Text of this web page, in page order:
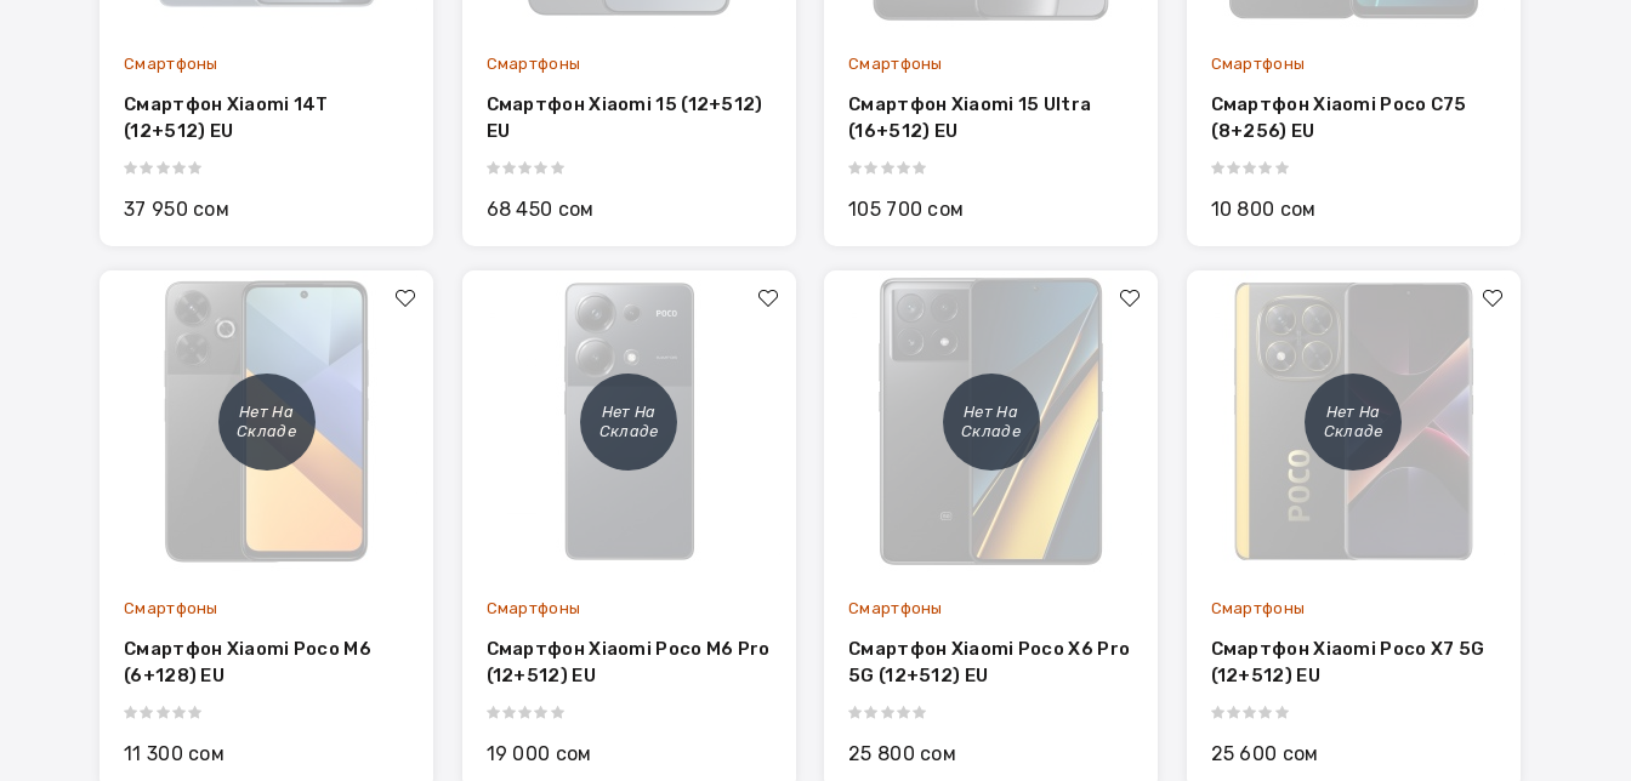
Смартфоны
Смартфон Xiaomi 14T
(12+512) EU
37 950 сом
Смартфоны
Смартфон Xiaomi 15 (12+512)
EU
68 450 сом
Смартфоны
Смартфон Xiaomi 15 Ultra
(16+512) EU
105 700 сом
Смартфоны
Смартфон Xiaomi Poco C75
(8+256) EU
10 800 сом
Нет На
Складе
Смартфоны
Смартфон Xiaomi Poco M6
(6+128) EU
11 300 сом
Нет На
Складе
Смартфоны
Смартфон Xiaomi Poco M6 Pro
(12+512) EU
19 000 сом
Нет На
Складе
Смартфоны
Смартфон Xiaomi Poco X6 Pro
5G (12+512) EU
25 800 сом
Нет На
Складе
Смартфоны
Смартфон Xiaomi Poco X7 5G
(12+512) EU
25 600 сом